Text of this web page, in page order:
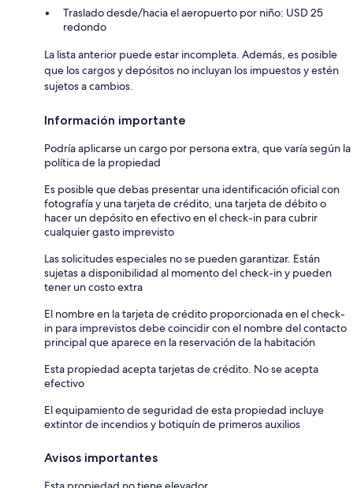
Traslado desde/hacia el aeropuerto por niño: USD 25
redondo
La lista anterior puede estar incompleta. Además, es posible
que los cargos y depósitos no incluyan los impuestos y estén
sujetos a cambios.
Información importante
Podría aplicarse un cargo por persona extra, que varía según la
política de la propiedad
Es posible que debas presentar una identificación oficial con
fotografía y una tarjeta de crédito, una tarjeta de débito o
hacer un depósito en efectivo en el check-in para cubrir
cualquier gasto imprevisto
Las solicitudes especiales no se pueden garantizar. Están
sujetas a disponibilidad al momento del check-in y pueden
tener un costo extra
El nombre en la tarjeta de crédito proporcionada en el check-
in para imprevistos debe coincidir con el nombre del contacto
principal que aparece en la reservación de la habitación
Esta propiedad acepta tarjetas de crédito. No se acepta
efectivo
El equipamiento de seguridad de esta propiedad incluye
extintor de incendios y botiquín de primeros auxilios
Avisos importantes